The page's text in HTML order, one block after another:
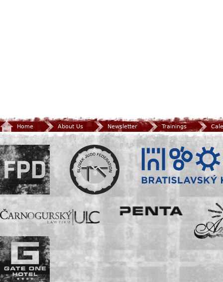
Home About Us Newsletter Trainings